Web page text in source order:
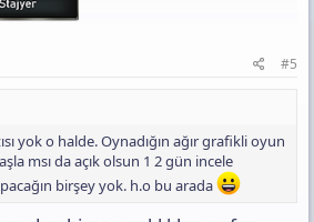
#5
yok o halde. Oynadığın ağır grafikli oyun
msı da açık olsun 1 2 gün incele
birşey yok. h.o bu arada